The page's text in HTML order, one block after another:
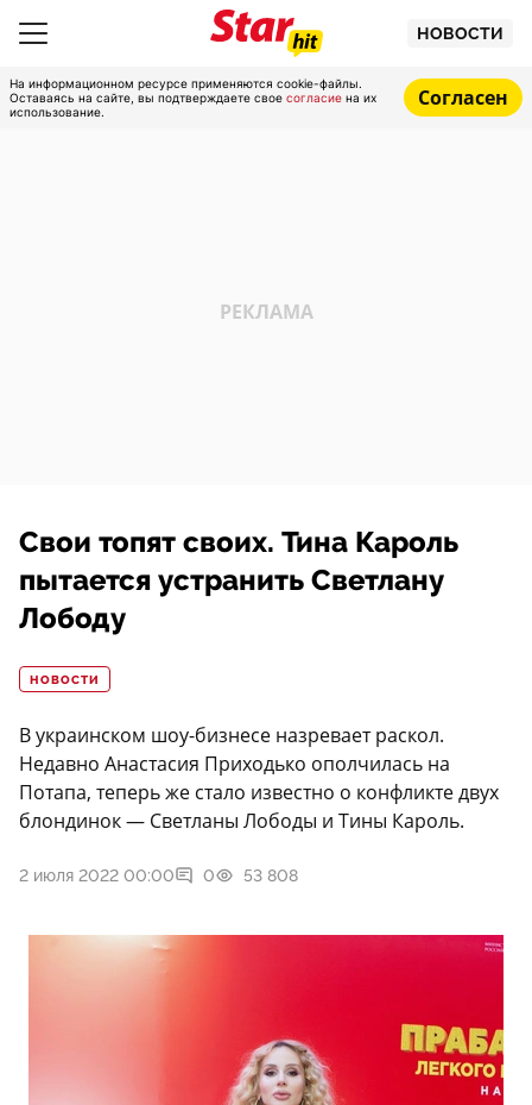
НОВОСТИ
На информационном ресурсе применяются cookie-файлы.
Оставаясь на сайте, вы подтверждаете свое согласие на их
использование.
Согласен
Свои топят своих. Тина Кароль
пытается устранить Светлану
Лободу
НОВОСТИ
В украинском шоу-бизнесе назревает раскол.
Недавно Анастасия Приходько ополчилась на
Потапа, теперь же стало известно о конфликте двух
блондинок — Светланы Лободы и Тины Кароль.
2 июля 2022 00:00 0 53 808